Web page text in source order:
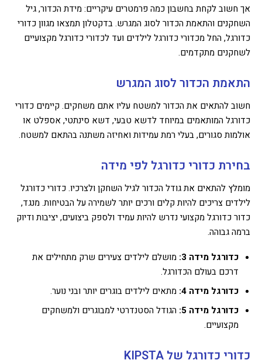
אך חשוב לקחת בחשבון כמה פרמטרים עיקריים: מידת הכדור, גיל
השחקנים והתאמת הכדור לסוג המגרש. בדקטלון תמצאו מגוון כדורי
כדורגל, החל מכדורי כדורגל לילדים ועד לכדורי כדורגל מקצועיים
לשחקנים מתקדמים.
התאמת הכדור לסוג המגרש
חשוב להתאים את הכדור למשטח עליו אתם משחקים. קיימים כדורי
כדורגל המותאמים במיוחד לדשא טבעי, דשא סינתטי, אספלט או
אולמות סגורים, בעלי רמת עמידות ואחיזה משתנה בהתאם למשטח.
בחירת כדורי כדורגל לפי מידה
מומלץ להתאים את גודל הכדור לגיל השחקן ולצרכיו. כדורי כדורגל
לילדים צריכים להיות קלים ורכים יותר לשמירה על הבטיחות. מנגד,
כדור כדורגל מקצועי נדרש להיות עמיד ולספק ביצועים, יציבות ודיוק
ברמה גבוהה.
כדורגל מידה 3:
מושלם לילדים צעירים שרק מתחילים את
דרכם בעולם הכדורגל.
כדורגל מידה 4:
מתאים לילדים בוגרים יותר ובני נוער.
כדורגל מידה 5:
הגודל הסטנדרטי למבוגרים ולמשחקים
מקצועיים.
כדורי כדורגל של KIPSTA